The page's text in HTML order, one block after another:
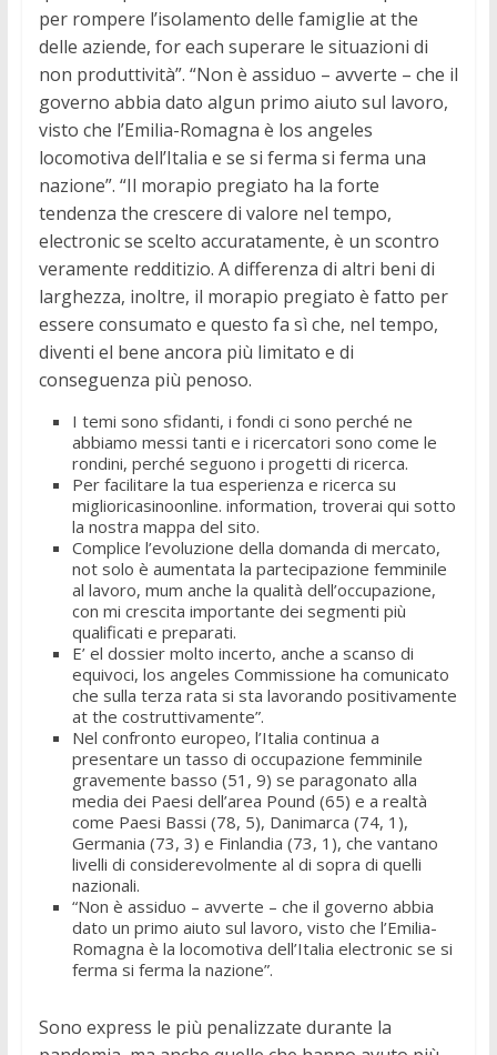
per rompere l’isolamento delle famiglie at the
delle aziende, for each superare le situazioni di
non produttività”. “Non è assiduo – avverte – che il
governo abbia dato algun primo aiuto sul lavoro,
visto che l’Emilia-Romagna è los angeles
locomotiva dell’Italia e se si ferma si ferma una
nazione”. “Il morapio pregiato ha la forte
tendenza the crescere di valore nel tempo,
electronic se scelto accuratamente, è un scontro
veramente redditizio. A differenza di altri beni di
larghezza, inoltre, il morapio pregiato è fatto per
essere consumato e questo fa sì che, nel tempo,
diventi el bene ancora più limitato e di
conseguenza più penoso.
I temi sono sfidanti, i fondi ci sono perché ne
abbiamo messi tanti e i ricercatori sono come le
rondini, perché seguono i progetti di ricerca.
Per facilitare la tua esperienza e ricerca su
miglioricasinoonline. information, troverai qui sotto
la nostra mappa del sito.
Complice l’evoluzione della domanda di mercato,
not solo è aumentata la partecipazione femminile
al lavoro, mum anche la qualità dell’occupazione,
con mi crescita importante dei segmenti più
qualificati e preparati.
E’ el dossier molto incerto, anche a scanso di
equivoci, los angeles Commissione ha comunicato
che sulla terza rata si sta lavorando positivamente
at the costruttivamente”.
Nel confronto europeo, l’Italia continua a
presentare un tasso di occupazione femminile
gravemente basso (51, 9) se paragonato alla
media dei Paesi dell’area Pound (65) e a realtà
come Paesi Bassi (78, 5), Danimarca (74, 1),
Germania (73, 3) e Finlandia (73, 1), che vantano
livelli di considerevolmente al di sopra di quelli
nazionali.
“Non è assiduo – avverte – che il governo abbia
dato un primo aiuto sul lavoro, visto che l’Emilia-
Romagna è la locomotiva dell’Italia electronic se si
ferma si ferma la nazione”.
Sono express le più penalizzate durante la